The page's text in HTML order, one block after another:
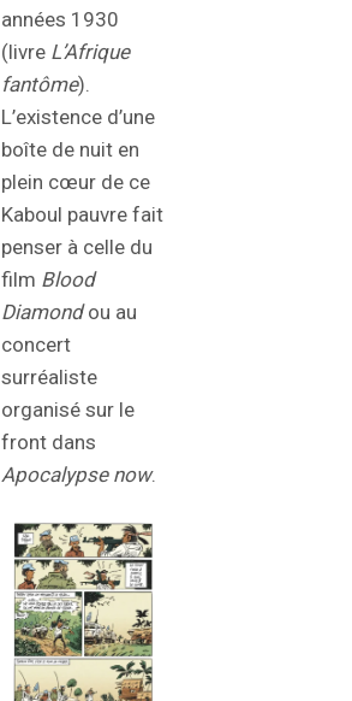
années 1930
(livre L’Afrique
fantôme).
L’existence d’une
boîte de nuit en
plein cœur de ce
Kaboul pauvre fait
penser à celle du
film Blood
Diamondou au
concert
surréaliste
organisé sur le
front dans
Apocalypse now.